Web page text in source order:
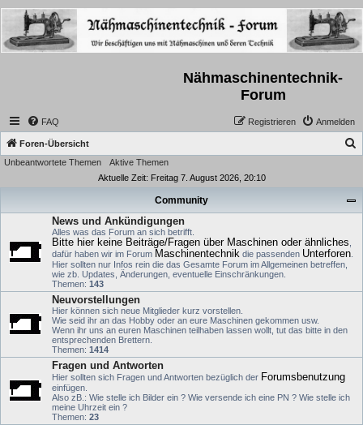
Nähmaschinentechnik-
Forum
FAQ Anmelden
Registrieren
Foren-Übersicht
Unbeantwortete Themen
Aktive Themen
Aktuelle Zeit: Freitag 7. August 2026, 20:10
Community
News und Ankündigungen
Alles was das Forum an sich betrifft.
Bitte hier keine Beiträge/Fragen über Maschinen oder ähnliches
dafür haben wir im Forum Maschinentechnik die passenden Unterforen
Hier sollten nur Infos rein die das Gesamte Forum im Allgemeinen betreffen,
wie zb. Updates, Änderungen, eventuelle Einschränkungen.
Themen: 143
Neuvorstellungen
Hier können sich neue Mitglieder kurz vorstellen.
Wie seid ihr an das Hobby oder an eure Maschinen gekommen usw.
Wenn ihr uns an euren Maschinen teilhaben lassen wollt, tut das bitte in den
entsprechenden Brettern.
Themen: 1414
Fragen und Antworten
Hier sollten sich Fragen und Antworten bezüglich der Forumsbenutzung
einfügen.
Also zB.: Wie stelle ich Bilder ein ? Wie versende ich eine PN ? Wie stelle ich
meine Uhrzeit ein ?
Themen: 23